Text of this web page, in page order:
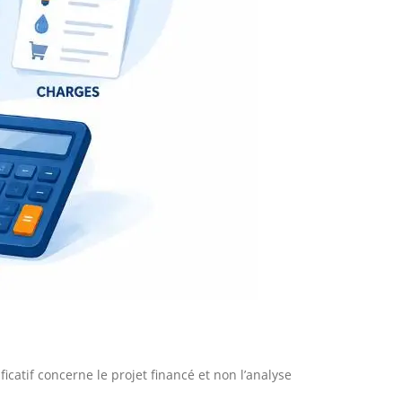
concerne le projet financé et non l’analyse